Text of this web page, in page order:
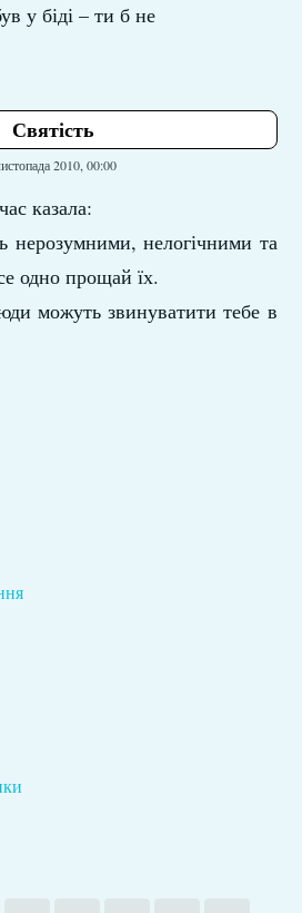
у біді – ти б не
Святість
2010, 00:00
казала:
нерозумними, нелогічними та
одно прощай їх.
можуть звинуватити тебе в